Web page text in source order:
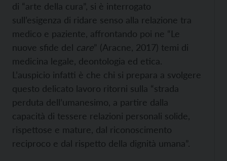
di “arte della cura”, si è interrogato
sull’esigenza di ridare senso alla relazione tra
medico e paziente, affrontando poi ne “Le
nuove sfide del care” (Aracne, 2017) temi di
medicina legale, deontologia ed etica.
L’auspicio infatti è che chi si prepara a svolgere
questo delicato lavoro ritorni sulla “strada
perduta dell’umanesimo, a partire dalla
capacità di tessere relazioni personali solide,
rispettose e mature, dal riconoscimento
reciproco e dal rispetto della dignità umana”.